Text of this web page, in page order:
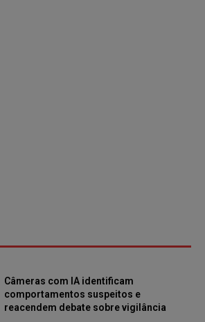
Câmeras com IA identificam
comportamentos suspeitos e
reacendem debate sobre vigilância